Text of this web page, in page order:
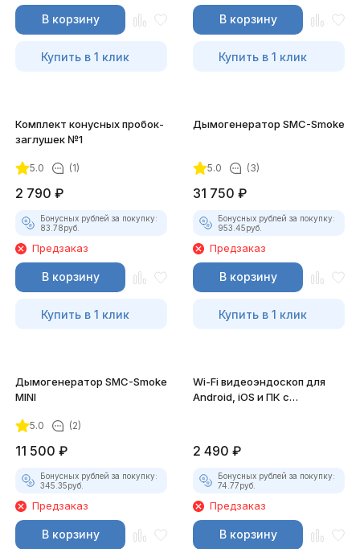
В корзину
Купить в 1 клик
В корзину
Купить в 1 клик
Комплект конусных пробок-
заглушек №1
5.0 (1)
2 790 ₽
Бонусных рублей за покупку:
83.78руб.
Предзаказ
В корзину
Купить в 1 клик
Дымогенератор SMC-Smoke
5.0 (3)
31 750 ₽
Бонусных рублей за покупку:
953.45руб.
Предзаказ
В корзину
Купить в 1 клик
Дымогенератор SMC-Smoke
MINI
5.0 (2)
11 500 ₽
Бонусных рублей за покупку:
345.35руб.
Предзаказ
В корзину
Wi-Fi видеоэндоскоп для
Android, iOS и ПК с
2 490 ₽
Бонусных рублей за покупку:
74.77руб.
Предзаказ
В корзину